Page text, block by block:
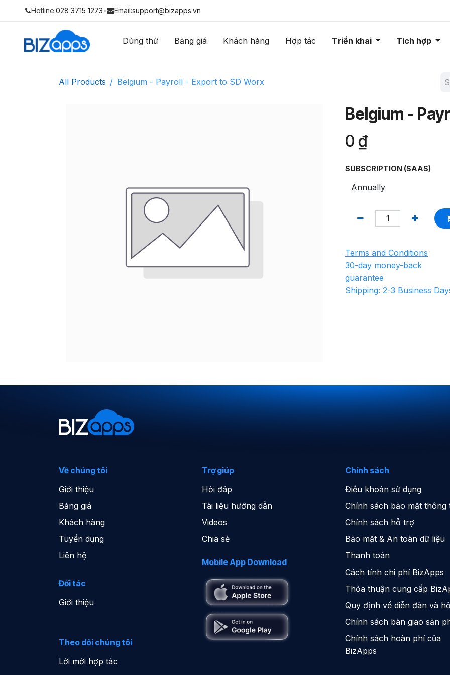
Hotline:028 3715 1273• Email:support@bizapps.vn
Dùng thử Bảng giá Khách hàng Hợp tác Triển khai Tích hợp
All Products Belgium - Payroll - Export to SD Worx
Belgium -
0 ₫
SUBSCRIPTION (SAAS)
Terms and Conditions
30-day money-back
guarantee
Shipping: 2-3 Business
Về chúng tôi
Giới thiệu
Bảng giá
Khách hàng
Tuyển dụng
Liên hệ
Đối tác
Giới thiệu
Theo dõi chúng tôi
Lời mời hợp tác
Trợ giúp
Hỏi đáp
Tài liệu hướng dẫn
Videos
Chia sẻ
Mobile App Download
Chính sách
Điều khoản sử dụng
Chính sách bảo mật thông
Chính sách hỗ trợ
Bảo mật & An toàn dữ liệu
Thanh toán
Cách tính chi phí BizApps
Thỏa thuận cung cấp
Quy định về diễn đàn và
Chính sách bàn giao sản
Chính sách hoàn phí của
BizApps